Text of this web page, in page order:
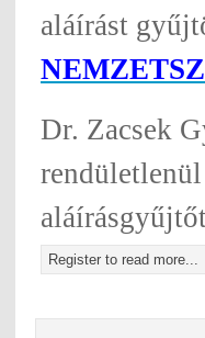
aláírást
Dr. Zacsek
Register to read more...